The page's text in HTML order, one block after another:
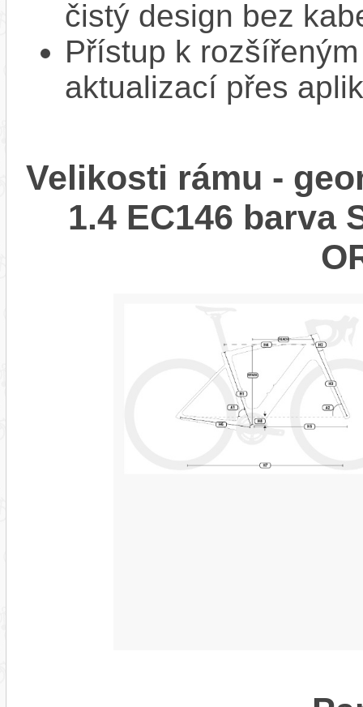
čistý design bez
Přístup k
aktualizací přes
Velikosti rámu -
1.4 EC146 barva